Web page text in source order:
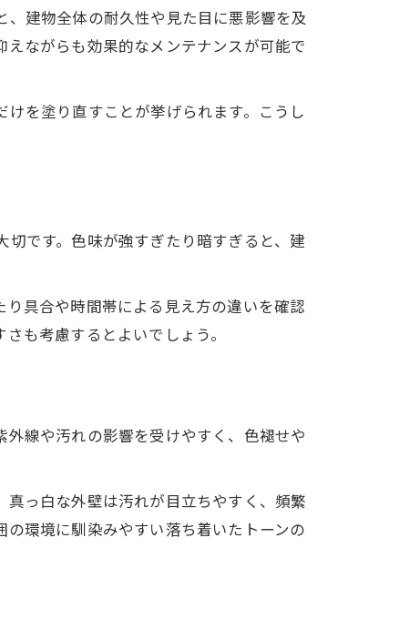
建物全体の耐久性や見た目に悪影響を及
ながらも効果的なメンテナンスが可能で
を塗り直すことが挙げられます。こうし
です。色味が強すぎたり暗すぎると、建
具合や時間帯による見え方の違いを確認
も考慮するとよいでしょう。
線や汚れの影響を受けやすく、色褪せや
っ白な外壁は汚れが目立ちやすく、頻繁
環境に馴染みやすい落ち着いたトーンの